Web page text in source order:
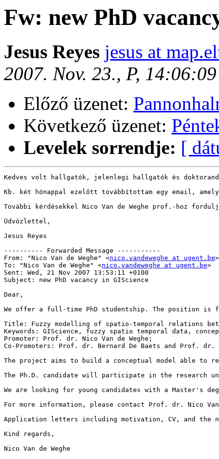
Fw: new PhD
Jesus Reyes jesus at
2007. Nov. 23., P,
Előző üzenet:
Következő üzenet:
Levelek sorrendje: [
Kedves volt hallgatók, jelenlegi hallgatók és
Kb. két hónappal ezelőtt továbbítottam egy email,
További kérdésekkel Nico Van de Weghe prof.-hoz
Üdvözlettel,
Jesus Reyes
---------- Forwarded Message -----------
From: "Nico Van de Weghe" <nico.vandeweghe at ugent.be
To: "Nico Van de Weghe" <nico.vandeweghe at ugent.be>
Sent: Wed, 21 Nov 2007 13:53:11 +0100
Subject: new PhD vacancy in GIScience
Dear,
We offer a full-time PhD studentship. The position is
Title: Fuzzy modelling of spatio-temporal relations
Keywords: GIScience, fuzzy spatio temporal data,
Promoter: Prof. dr. Nico Van de Weghe;
Co-Promoters: Prof. dr. Bernard De Baets and Prof. dr.
The project aims to build a conceptual model able to
The Ph.D. candidate will participate in the research
We are looking for young candidates with a Master's
For more information, please contact Prof. dr. Nico
Application letters including motivation, CV, and the
Kind regards,
Nico Van de Weghe